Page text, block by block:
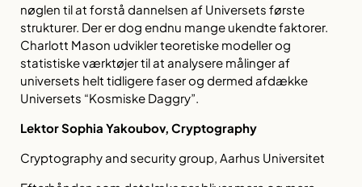
nøglen til at forstå dannelsen af Universets første
strukturer. Der er dog endnu mange ukendte faktorer.
Charlott Mason udvikler teoretiske modeller og
statistiske værktøjer til at analysere målinger af
universets helt tidligere faser og dermed afdække
Universets “Kosmiske Daggry”.
Lektor Sophia Yakoubov, Cryptography
Cryptography and security group, Aarhus Universitet